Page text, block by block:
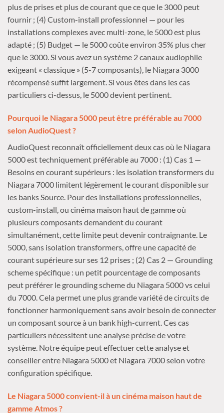
plus de prises et plus de courant que ce que le 3000 peut
fournir ; (4) Custom-install professionnel — pour les
installations complexes avec multi-zone, le 5000 est plus
adapté ; (5) Budget — le 5000 coûte environ 35% plus cher
que le 3000. Si vous avez un système 2 canaux audiophile
exigeant « classique » (5-7 composants), le Niagara 3000
récompensé suffit largement. Si vous êtes dans les cas
particuliers ci-dessus, le 5000 devient pertinent.
Pourquoi le Niagara 5000 peut être préférable au 7000
selon AudioQuest ?
AudioQuest reconnaît officiellement deux cas où le Niagara
5000 est techniquement préférable au 7000 : (1) Cas 1 —
Besoins en courant supérieurs : les isolation transformers du
Niagara 7000 limitent légèrement le courant disponible sur
les banks Source. Pour des installations professionnelles,
custom-install, ou cinéma maison haut de gamme où
plusieurs composants demandent du courant
simultanément, cette limite peut devenir contraignante. Le
5000, sans isolation transformers, offre une capacité de
courant supérieure sur ses 12 prises ; (2) Cas 2 — Grounding
scheme spécifique : un petit pourcentage de composants
peut préférer le grounding scheme du Niagara 5000 vs celui
du 7000. Cela permet une plus grande variété de circuits de
fonctionner harmoniquement sans avoir besoin de connecter
un composant source à un bank high-current. Ces cas
particuliers nécessitent une analyse précise de votre
système. Notre équipe peut effectuer cette analyse et
conseiller entre Niagara 5000 et Niagara 7000 selon votre
configuration spécifique.
Le Niagara 5000 convient-il à un cinéma maison haut de
gamme Atmos ?